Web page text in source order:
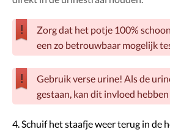
Zorg dat het potje 100%
een zo betrouwbaar mogelijk
Gebruik verse urine! Als de
gestaan, kan dit invloed
4. Schuif het staafje weer terug in de